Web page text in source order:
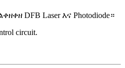
DFB Laser እና Photodiode።
circuit.